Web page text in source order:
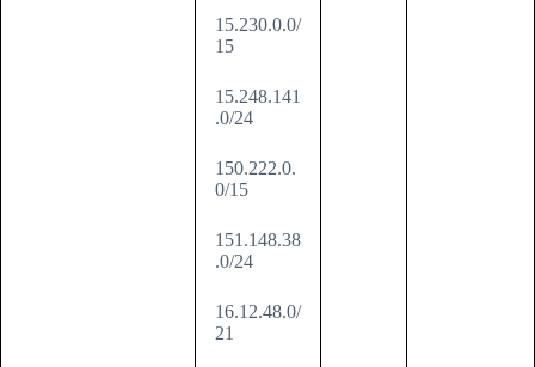
15.230.0.0/
15
15.248.141
.0/24
150.222.0.
0/15
151.148.38
.0/24
16.12.48.0/
21